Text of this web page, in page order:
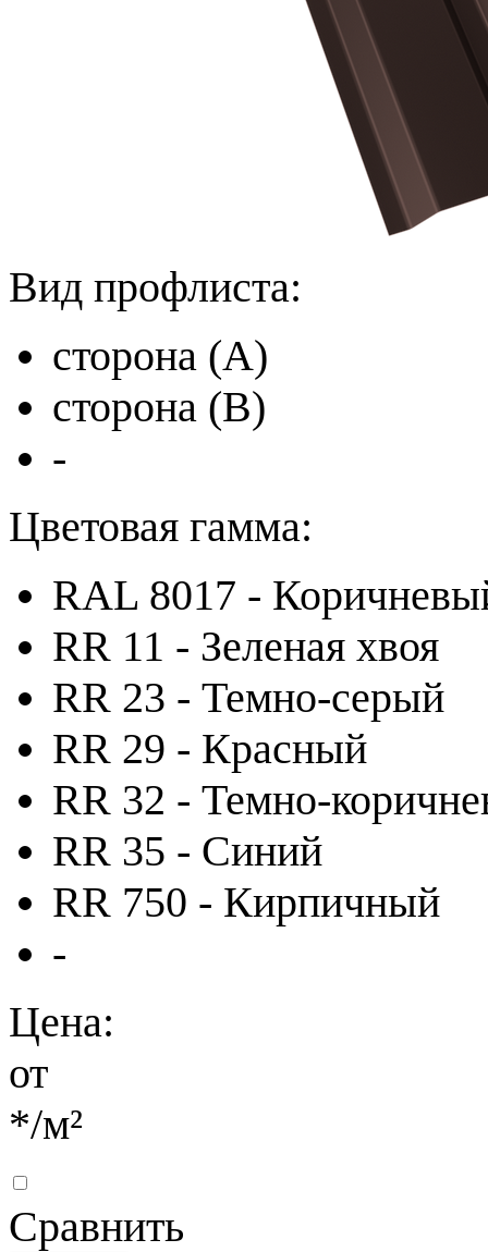
Вид профлиста:
сторона (A)
сторона (B)
-
Цветовая гамма:
RAL 8017 -
RR 11 - Зеленая хвоя
RR 23 - Темно-серый
RR 29 - Красный
RR 32 - Темно-
RR 35 - Синий
RR 750 - Кирпичный
-
Цена:
от
*/м²
Сравнить